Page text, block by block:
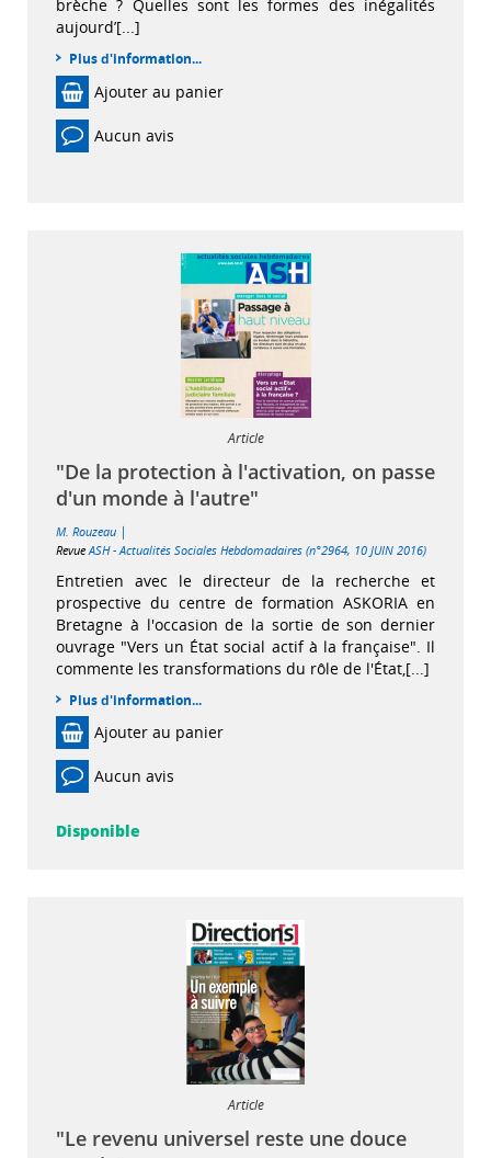
brèche ? Quelles sont les formes des inégalités
aujourd’[...]
Plus d'information...
Ajouter au panier
Aucun avis
Article
"De la protection à l'activation, on passe
d'un monde à l'autre"
M. Rouzeau |
Revue ASH - Actualités Sociales Hebdomadaires (n°2964, 10 JUIN 2016)
Entretien avec le directeur de la recherche et
prospective du centre de formation ASKORIA en
Bretagne à l'occasion de la sortie de son dernier
ouvrage "Vers un État social actif à la française". Il
commente les transformations du rôle de l'État,[...]
Plus d'information...
Ajouter au panier
Aucun avis
Disponible
Article
"Le revenu universel reste une douce